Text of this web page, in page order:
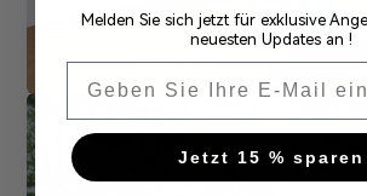
Melden Sie sich jetzt für exklusive
neuesten Updates an !
Jetzt 15 % sparen